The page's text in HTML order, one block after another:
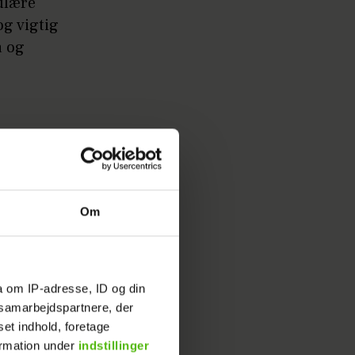
Om
IP-adresse, ID og din
der
indhold, foretage
under indstillinger
vigtig
og
kunne
ende,